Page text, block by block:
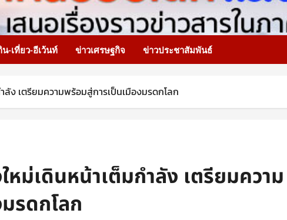
-เที่ยว-อีเว้นท์ ข่าวเศรษฐกิจ ข่าวประชาสัมพันธ์
ง เตรียมความพร้อมสู่การเป็นเมืองมรดกโลก
ม่เดินหน้าเต็มกำลัง เตรียมความ
รดกโลก